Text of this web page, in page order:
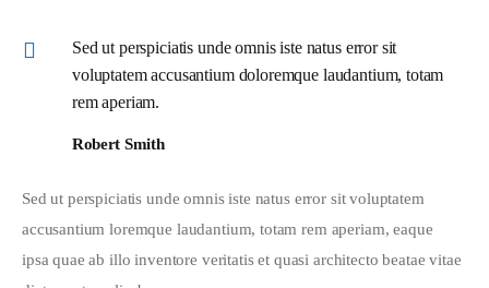
Sed ut perspiciatis unde omnis iste natus error sit
voluptatem accusantium doloremque laudantium, totam
rem aperiam.
Robert Smith
Sed ut perspiciatis unde omnis iste natus error sit voluptatem
accusantium loremque laudantium, totam rem aperiam, eaque
ipsa quae ab illo inventore veritatis et quasi architecto beatae vitae